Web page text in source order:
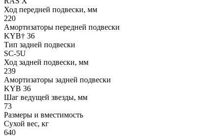
Ход передней подвески, мм
220
Амортизаторы передней подвески
KYB† 36
Тип задней подвески
SC-5U
Ход задней подвески, мм
239
Амортизаторы задней подвески
KYB 36
Шаг ведущей звезды, мм
73
Размеры и вместимость
Сухой вес, кг
640